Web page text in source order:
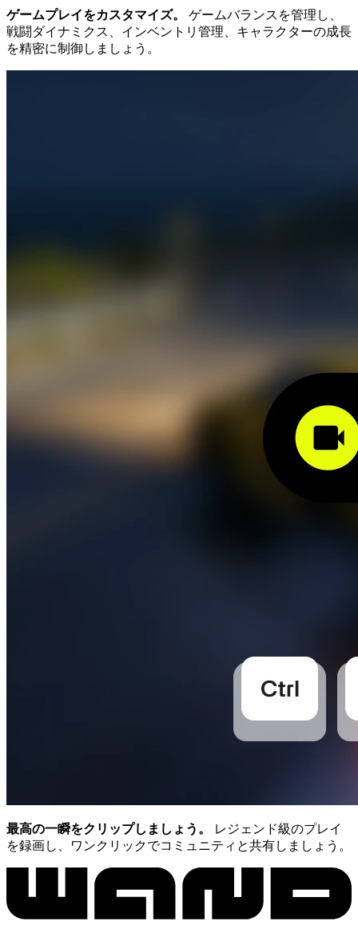
ゲームプレイをカスタマイズ。
ゲームバランスを管理し、
戦闘ダイナミクス、インベントリ管理、キャラクターの成長
を精密に制御しましょう。
最高の一瞬をクリップしましょう。
レジェンド級のプレイ
を録画し、ワンクリックでコミュニティと共有しましょう。